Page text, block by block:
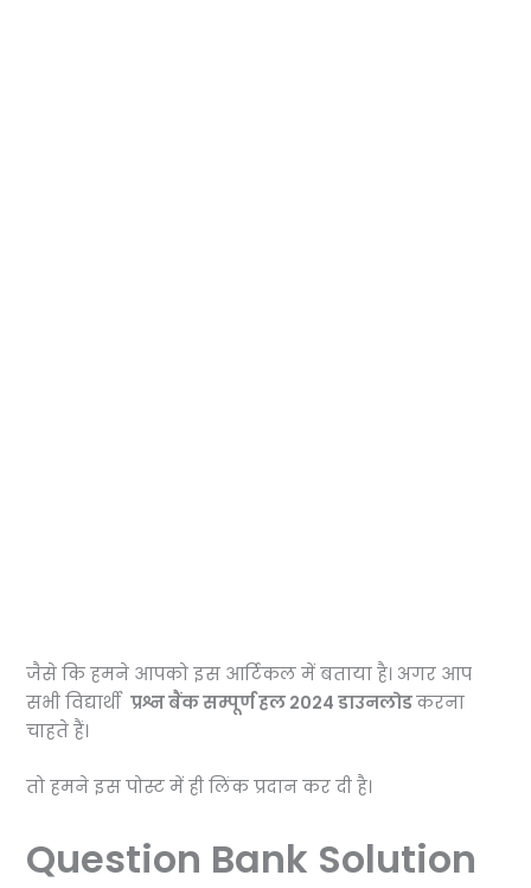
जैसे कि हमने आपको इस आर्टिकल में बताया है। अगर आप
सभी विद्यार्थीप्रश्न बैंक सम्पूर्ण हल 2024 डाउनलोडकरना
चाहते हैं।
तो हमने इस पोस्ट में ही लिंक प्रदान कर दी है।
Question Bank Solution